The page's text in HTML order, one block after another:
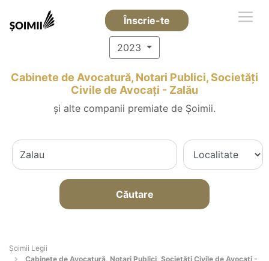
Înscrie-te
2023
Cabinete de Avocatură, Notari Publici, Societăți
Civile de Avocați - Zalău
și alte companii premiate de Șoimii.
Căutare
Șoimii Legii
Cabinete de Avocatură, Notari Publici, Societăți Civile de Avocați -